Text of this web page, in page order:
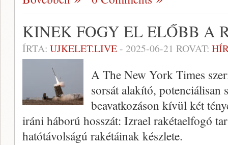
KINEK FOGY EL ELŐBB A
ÍRTA: UJKELET.LIVE- 2025-06-21 ROVAT:
A The New York Times
sorsát alakító,
beavatkozáson kívül két
iráni háború hosszát: Izrael rakétaelfogó
hatótávolságú rakétáinak készlete.